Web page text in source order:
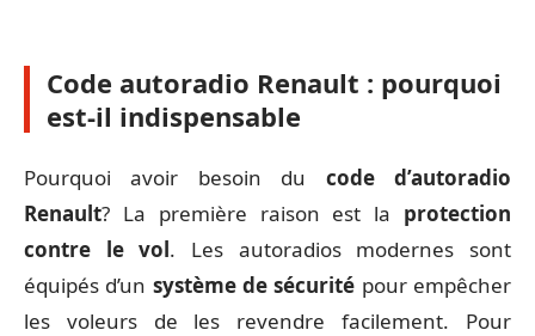
Code autoradio Renault : pourquoi
est-il indispensable
Pourquoi avoir besoin du code d’autoradio
Renault? La première raison est la protection
contre le vol. Les autoradios modernes sont
équipés d’un système de sécurité pour empêcher
les voleurs de les revendre facilement. Pour